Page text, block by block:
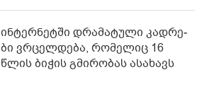
ინ­ტერ­ნეტ­ში დრა­მა­ტუ­ლი კად­რე­
ბი ვრცელდება, რომელიც 16
წლის ბიჭის გმირობას ასახავს